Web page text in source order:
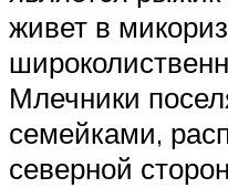
живет в
Млечники
семейками,
северной